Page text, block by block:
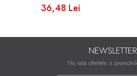
36,48 Lei
NEWSLETTER
Nu rata ofertele si